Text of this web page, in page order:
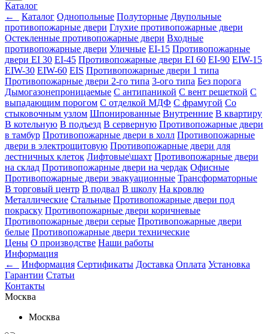
Каталог
←
Каталог Однопольные Полуторные Двупольные
противопожарные двери Глухие противопожарные двери
Остекленные противопожарные двери Входные
противопожарные двери Уличные EI-15 Противопожарные
двери EI 30 EI-45 Противопожарные двери EI 60 EI-90 EIW-15
EIW-30 EIW-60 EIS Противопожарные двери 1 типа
Противопожарные двери 2-го типа 3-ого типа Без порога
Дымогазонепроницаемые С антипаникой С вент решеткой С
выпадающим порогом С отделкой МДФ С фрамугой Со
стыковочным узлом Шпонированные Внутренние В квартиру
В котельную В подъезд В серверную Противопожарные двери
в тамбур Противопожарные двери в холл Противопожарные
двери в электрощитовую Противопожарные двери для
лестничных клеток Лифтовые\шахт Противопожарные двери
на склад Противопожарные двери на чердак Офисные
Противопожарные двери эвакуационные Трансформаторные
В торговый центр В подвал В школу На кровлю
Металлические Стальные Противопожарные двери под
покраску Противопожарные двери коричневые
Противопожарные двери серые Противопожарные двери
белые Противопожарные двери технические
Цены О производстве Наши работы
Информация
←
Информация Сертификаты Доставка Оплата Установка
Гарантии Статьи
Контакты
Москва
Москва